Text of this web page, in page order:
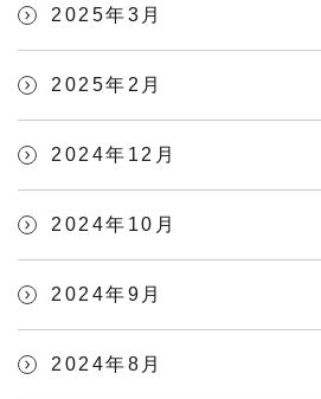
2025年3月
2025年2月
2024年12月
2024年10月
2024年9月
2024年8月